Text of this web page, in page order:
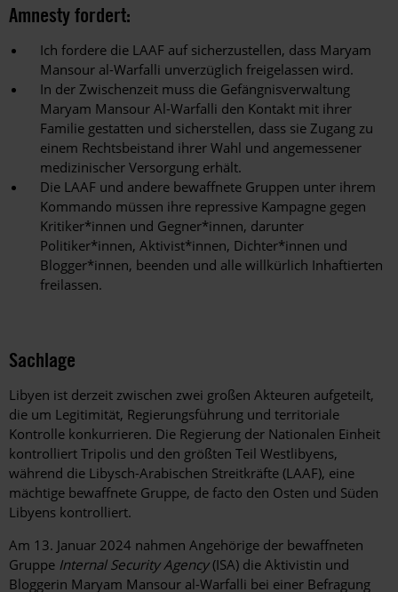
Amnesty fordert:
Ich fordere die LAAF auf sicherzustellen, dass Maryam
Mansour al-Warfalli unverzüglich freigelassen wird.
In der Zwischenzeit muss die Gefängnisverwaltung
Maryam Mansour Al-Warfalli den Kontakt mit ihrer
Familie gestatten und sicherstellen, dass sie Zugang zu
einem Rechtsbeistand ihrer Wahl und angemessener
medizinischer Versorgung erhält.
Die LAAF und andere bewaffnete Gruppen unter ihrem
Kommando müssen ihre repressive Kampagne gegen
Kritiker*innen und Gegner*innen, darunter
Politiker*innen, Aktivist*innen, Dichter*innen und
Blogger*innen, beenden und alle willkürlich Inhaftierten
freilassen.
Sachlage
Libyen ist derzeit zwischen zwei großen Akteuren aufgeteilt,
die um Legitimität, Regierungsführung und territoriale
Kontrolle konkurrieren. Die Regierung der Nationalen Einheit
kontrolliert Tripolis und den größten Teil Westlibyens,
während die Libysch-Arabischen Streitkräfte (LAAF), eine
mächtige bewaffnete Gruppe, de facto den Osten und Süden
Libyens kontrolliert.
Am 13. Januar 2024 nahmen Angehörige der bewaffneten
Gruppe Internal Security Agency (ISA) die Aktivistin und
Bloggerin Maryam Mansour al-Warfalli bei einer Befragung